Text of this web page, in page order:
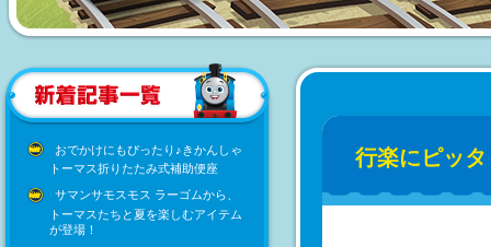
おでかけにもぴったり♪きかんしゃ
トーマス折りたたみ式補助便座
サマンサモスモス ラーゴムから、
トーマスたちと夏を楽しむアイテム
が登場！
行楽にピッ